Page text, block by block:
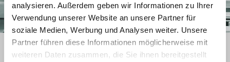
analysieren. Außerdem geben wir Informationen zu Ihrer
Verwendung unserer Website an unsere Partner für
soziale Medien, Werbung und Analysen weiter. Unsere
Partner führen diese Informationen möglicherweise mit
weiteren Daten zusammen, die Sie ihnen bereitgestellt
Link to the Stehle tool program